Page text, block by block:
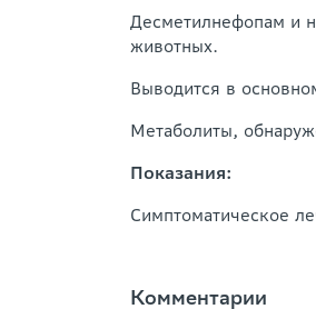
Десметилнефопам и
животных.
Выводится в
Метаболиты,
Показания:
Симптоматическое
Комментарии